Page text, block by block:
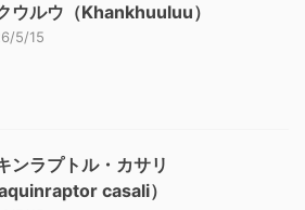
ウルウ（Khankhuuluu）
5/15
ンラプトル・カサリ
casali）